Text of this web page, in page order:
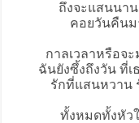
ถึงจะแสนนา
คอยวันคืนม
กาลเวลาหรือจะ
ฉันยังซึ้งถึงวัน ที่เ
รักที่แสนหวาน
ทั้งหมดทั้งหัวใ